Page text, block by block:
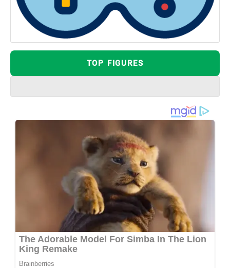
TOP FIGURES